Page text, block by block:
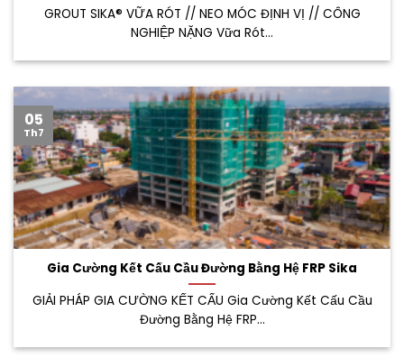
GROUT SIKA® VỮA RÓT // NEO MÓC ĐỊNH VỊ // CÔNG
NGHIỆP NẶNG Vữa Rót...
Gia Cường Kết Cấu Cầu Đường Bằng Hệ FRP Sika
GIẢI PHÁP GIA CƯỜNG KẾT CẤU Gia Cường Kết Cấu Cầu
Đường Bằng Hệ FRP...
05
Th7